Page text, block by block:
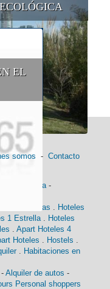
EL
somos - Contacto
Historia-
4 Estrellas . Hoteles
1 Estrella. Hoteles
. Apart Hoteles 4
Hoteles . Hostels .
. Habitaciones en
- Alquiler de autos -
Personal shoppers